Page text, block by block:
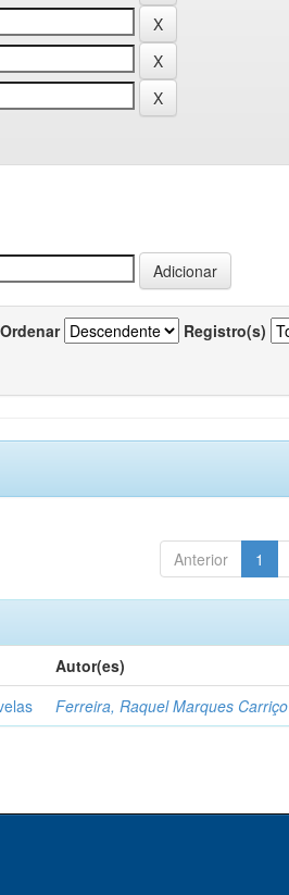
Ordenar Registro(s)
Anterior 1
Autor(es)
Ferreira, Raquel Marques Carriço